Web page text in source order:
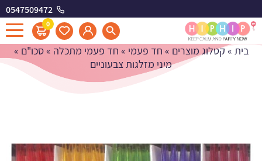
0547509472
0
מיני מזלגות צבעוניים
בית »קטלוג מוצרים » חד פעמי » חד פעמי מתכלה »סכו"ם »
מיני מזלגות צבעוניים